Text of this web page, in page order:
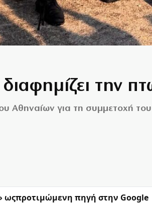
την
Αθηναίων για τη συμμετοχή
ωςπροτιμώμενη πηγή στην Google